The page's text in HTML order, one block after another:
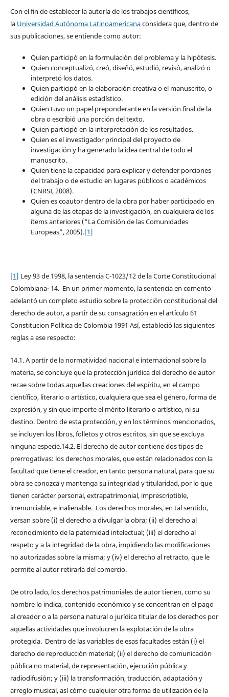
Con el fin de establecer la autoría de los trabajos científicos,
la Universidad Autónoma Latinoamericanaconsidera que, dentro de
sus publicaciones, se entiende como autor:
Quien participó en la formulación del problema y la hipótesis.
Quien conceptualizó, creó, diseñó, estudió, revisó, analizó o
interpretó los datos.
Quien participó en la elaboración creativa o el manuscrito, o
edición del análisis estadístico.
Quien tuvo un papel preponderante en la versión final de la
obra o escribió una porción del texto.
Quien participó en la interpretación de los resultados.
Quien es el investigador principal del proyecto de
investigación y ha generado la idea central de todo el
manuscrito.
Quien tiene la capacidad para explicar y defender porciones
del trabajo o de estudio en lugares públicos o académicos
(CNRSI, 2008).
Quien es coautor dentro de la obra por haber participado en
alguna de las etapas de la investigación, en cualquiera de los
ítems anteriores (“La Comisión de las Comunidades
Europeas”, 2005).[1]
[1] Ley 93 de 1998, la sentencia C-1023/12 de la Corte Constitucional
Colombiana- 14. En un primer momento, la sentencia en comento
adelantó un completo estudio sobre la protección constitucional del
derecho de autor, a partir de su consagración en el artículo 61
Constitucion Política de Colombia 1991 Así, estableció las siguientes
reglas a ese respecto:
14.1. A partir de la normatividad nacional e internacional sobre la
materia, se concluye que la protección jurídica del derecho de autor
recae sobre todas aquellas creaciones del espíritu, en el campo
científico, literario o artístico, cualquiera que sea el género, forma de
expresión, y sin que importe el mérito literario o artístico, ni su
destino. Dentro de esta protección, y en los términos mencionados,
se incluyen los libros, folletos y otros escritos, sin que se excluya
ninguna especie.14.2. El derecho de autor contiene dos tipos de
prerrogativas: los derechos morales, que están relacionados con la
facultad que tiene el creador, en tanto persona natural, para que su
obra se conozca y mantenga su integridad y titularidad, por lo que
tienen carácter personal, extrapatrimonial, imprescriptible,
irrenunciable, e inalienable. Los derechos morales, en tal sentido,
versan sobre (i) el derecho a divulgar la obra; (ii) el derecho al
reconocimiento de la paternidad intelectual; (iii) el derecho al
respeto y a la integridad de la obra, impidiendo las modificaciones
no autorizadas sobre la misma; y (iv) el derecho al retracto, que le
permite al autor retirarla del comercio.
De otro lado, los derechos patrimoniales de autor tienen, como su
nombre lo indica, contenido económico y se concentran en el pago
al creador o a la persona natural o jurídica titular de los derechos por
aquellas actividades que involucren la explotación de la obra
protegida. Dentro de las variables de esas facultades están (i) el
derecho de reproducción material; (ii) el derecho de comunicación
pública no material, de representación, ejecución pública y
radiodifusión; y (iii) la transformación, traducción, adaptación y
arreglo musical, así cómo cualquier otra forma de utilización de la